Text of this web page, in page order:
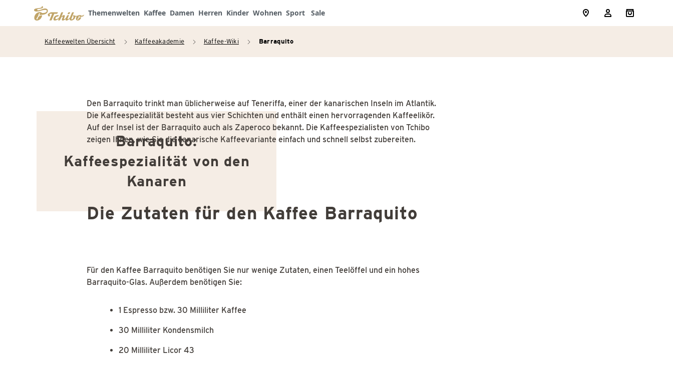
Themenwelten Kaffee Damen Herren Kinder Wohnen Sport Sale
Kaffeewelten Übersicht arrow_right Kaffeeakademie arrow_right Kaffee-Wiki arrow_right Barraquito
Barraquito:
Kaffeespezialität von den
Kanaren
Den Barraquito trinkt man üblicherweise auf Teneriffa, einer der kanarischen Inseln im Atlantik.
Die Kaffeespezialität besteht aus vier Schichten und enthält einen hervorragenden Kaffeelikör.
Auf der Insel ist der Barraquito auch als Zaperoco bekannt. Die Kaffeespezialisten von Tchibo
zeigen Ihnen, wie Sie die kanarische Kaffeevariante einfach und schnell selbst zubereiten.
Die Zutaten für den Kaffee Barraquito
Für den Kaffee Barraquito benötigen Sie nur wenige Zutaten, einen Teelöffel und ein hohes
Barraquito-Glas. Außerdem benötigen Sie:
1 Espresso bzw. 30 Milliliter Kaffee
30 Milliliter Kondensmilch
20 Milliliter Licor 43